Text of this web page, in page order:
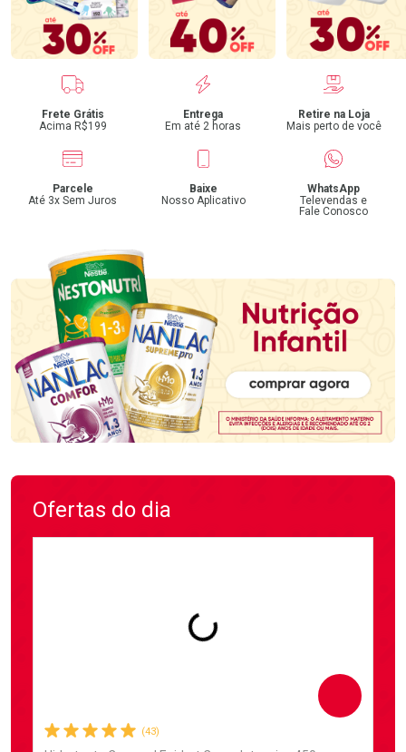
Benefícios
Frete Grátis
Acima R$199
Entrega
Em até 2 horas
Retire na Loja
Mais perto de você
Parcele
Até 3x Sem Juros
Baixe
Nosso Aplicativo
WhatsApp
Televendas e
Fale Conosco
Ofertas do dia
(43)
Comprar